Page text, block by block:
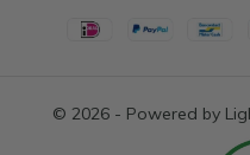
© 2026 - Powered by